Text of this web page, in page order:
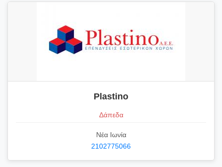
Plastino
Δάπεδα
Νέα Ιωνία
2102775066